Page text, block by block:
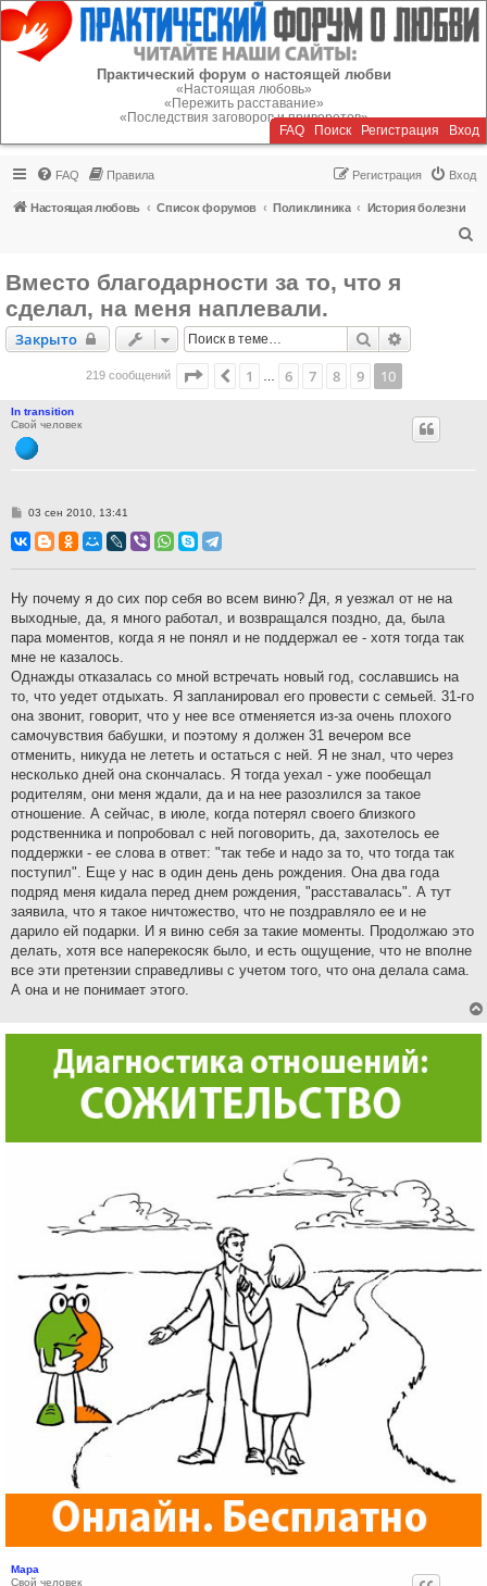
Регистрация
Практический форум о настоящей любви
«Настоящая любовь»
«Пережить расставание»
«Последствия заговоров и приворотов»
FAQ Поиск Регистрация Вход
FAQ Правила Вход
Регистрация
Настоящая любовь Список форумов Поликлиника
История болезни
Bместо благодарности за то, что я
сделал, на меня наплевали.
Закрыто
Закрыто Поиск
219 сообщений Страница 10из10
Пред.
1 6 7 8 9 10
In transition
Свой человек
С
о
б
и
е
03 сен 2010, 13:41
Ну почему я до сих пор себя во всем виню? Дя, я уезжал от не на
выходные, да, я много работал, и возвращался поздно, да, была
пара моментов, когда я не понял и не поддержал ее - хотя тогда так
мне не казалось.
Однажды отказалась со мной встречать новый год, сославшись на
то, что уедет отдыхать. Я запланировал его провести с семьей. 31-го
она звонит, говорит, что у нее все отменяется из-за очень плохого
самочувствия бабушки, и поэтому я должен 31 вечером все
отменить, никуда не лететь и остаться с ней. Я не знал, что через
несколько дней она скончалась. Я тогда уехал - уже пообещал
родителям, они меня ждали, да и на нее разозлился за такое
отношение. А сейчас, в июле, когда потерял своего близкого
родственника и попробовал с ней поговорить, да, захотелось ее
поддержки - ее слова в ответ: "так тебе и надо за то, что тогда так
поступил". Еще у нас в один день день рождения. Она два года
подряд меня кидала перед днем рождения, "расставалась". А тут
заявила, что я такое ничтожество, что не поздравляло ее и не
дарило ей подарки. И я виню себя за такие моменты. Продолжаю это
делать, хотя все наперекосяк было, и есть ощущение, что не вполне
все эти претензии справедливы с учетом того, что она делала сама.
А она и не понимает этого.
Мара
Свой человек